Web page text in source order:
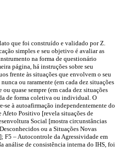
que foi construído e validado por Z.
simples e seu objetivo é avaliar as
na forma de questionário
página, há instruções sobre seu
frente às situações que envolvem o seu
ou raramente (em cada dez situações
quase sempre (em cada dez situações
de forma coletiva ou individual. O
à autoafirmação independentemente do
Positivo [revela situações de
Social [mostra circunstâncias
ou a Situações Novas
F5 – Autocontrole da Agressividade em
análise de consistência interna do IHS, foi